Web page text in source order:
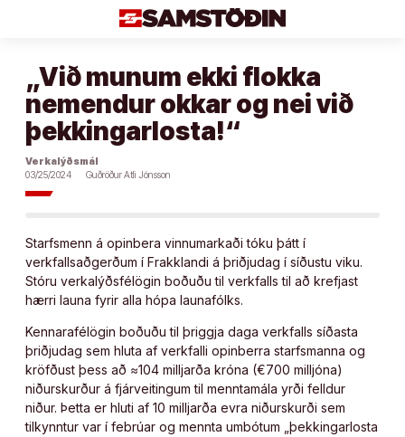
„Við munum ekki flokka
nemendur okkar og nei við
þekkingarlosta!“
Verkalýðsmál
03/25/2024
Guðröður Atli Jónsson
Starfsmenn á opinbera vinnumarkaði tóku þátt í
verkfallsaðgerðum í Frakklandi á þriðjudag í síðustu viku.
Stóru verkalýðsfélögin boðuðu til verkfalls til að krefjast
hærri launa fyrir alla hópa launafólks.
Kennarafélögin boðuðu til þriggja daga verkfalls síðasta
þriðjudag sem hluta af verkfalli opinberra starfsmanna og
kröfðust þess að ≈104 milljarða króna (€700 milljóna)
niðurskurður á fjárveitingum til menntamála yrði felldur
niður. Þetta er hluti af 10 milljarða evra niðurskurði sem
tilkynntur var í febrúar og mennta umbótum „þekkingarlosta